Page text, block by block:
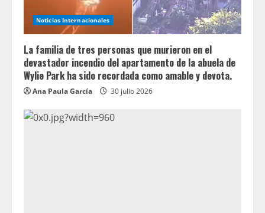
Noticias Internacionales
La familia de tres personas que murieron en el
devastador incendio del apartamento de la abuela de
Wylie Park ha sido recordada como amable y devota.
Ana Paula García 30 julio 2026